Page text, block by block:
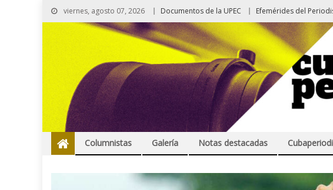
viernes, agosto 07, 2026 Documentos de la UPEC Efemérides del
Columnistas Galería Notas destacadas